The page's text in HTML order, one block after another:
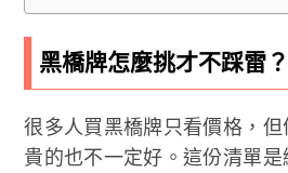
黑橋牌怎麼挑才不踩雷？
很多人買黑橋牌只看價格，但
貴的也不一定好。這份清單